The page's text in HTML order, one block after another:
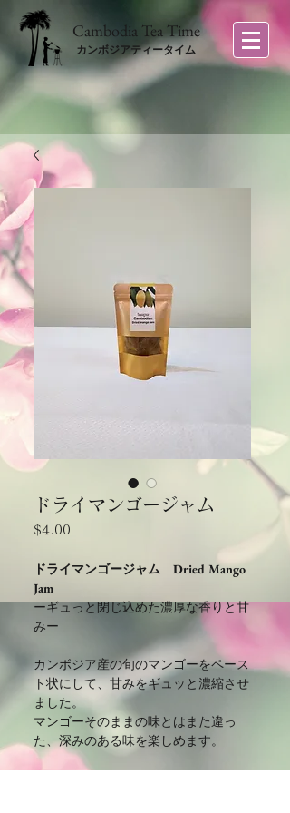
​Cambodia Tea Time
カンボジアティータイム
ドライマンゴージャム
$4.00
ドライマンゴージャム Dried Mango
Jam
ーギュっと閉じ込めた濃厚な香りと甘
みー
カンボジア産の旬のマンゴーをペース
ト状にして、甘みをギュッと濃縮させ
ました。
マンゴーそのままの味とはまた違っ
た、深みのある味を楽しめます。